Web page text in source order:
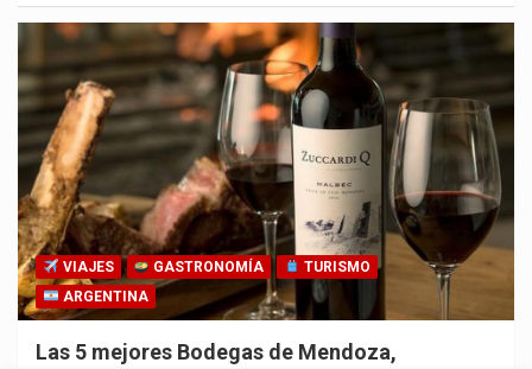
VIAJES GASTRONOMÍA
TURISMO
ARGENTINA
Las 5 mejores Bodegas de Mendoza,